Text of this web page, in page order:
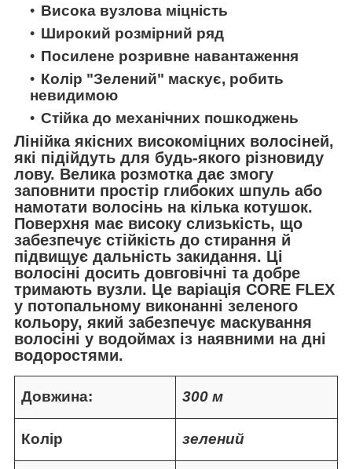
Висока вузлова міцність
Широкий розмірний ряд
Посилене розривне навантаження
Колір "Зелений" маскує, робить
невидимою
Стійка до механічних пошкоджень
Лінійка якісних високоміцних волосіней,
які підійдуть для будь-якого різновиду
лову. Велика розмотка дає змогу
заповнити простір глибоких шпуль або
намотати волосінь на кілька котушок.
Поверхня має високу слизькість, що
забезпечує стійкість до стирання й
підвищує дальність закидання. Ці
волосіні досить довговічні та добре
тримають вузли. Це варіація CORE FLEX
у потопальному виконанні зеленого
кольору, який забезпечує маскування
волосіні у водоймах із наявними на дні
водоростями.
Довжина: 300 м
Колір зелений